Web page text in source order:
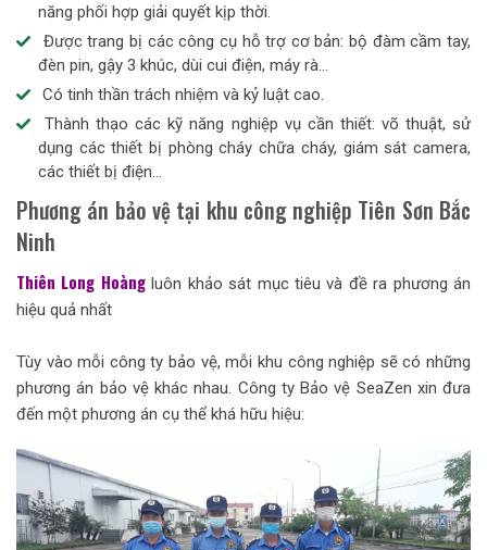
năng phối hợp giải quyết kịp thời.
Được trang bị các công cụ hỗ trợ cơ bản: bộ đàm cầm tay,
đèn pin, gậy 3 khúc, dùi cui điện, máy rà…
Có tinh thần trách nhiệm và kỷ luật cao.
Thành thạo các kỹ năng nghiệp vụ cần thiết: võ thuật, sử
dụng các thiết bị phòng cháy chữa cháy, giám sát camera,
các thiết bị điện…
Phương án bảo vệ tại khu công nghiệp Tiên Sơn Bắc
Ninh
Thiên Long Hoàngluôn khảo sát mục tiêu và đề ra phương án
hiệu quả nhất
Tùy vào mỗi công ty bảo vệ, mỗi khu công nghiệp sẽ có những
phương án bảo vệ khác nhau. Công ty Bảo vệ SeaZen xin đưa
đến một phương án cụ thể khá hữu hiệu: